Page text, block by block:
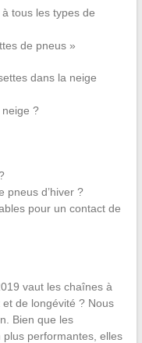
tous les types de
de pneus »
dans la neige
?
pneus d’hiver ?
pour un contact de
vaut les chaînes à
de longévité ? Nous
Bien que les
performantes, elles